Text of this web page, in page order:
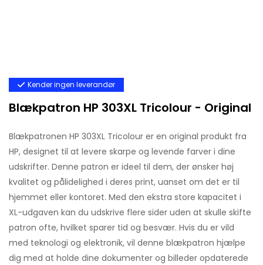
Kender ingen leverandør
Blækpatron HP 303XL Tricolour - Original
Blækpatronen HP 303XL Tricolour er en original produkt fra
HP, designet til at levere skarpe og levende farver i dine
udskrifter. Denne patron er ideel til dem, der ønsker høj
kvalitet og pålidelighed i deres print, uanset om det er til
hjemmet eller kontoret. Med den ekstra store kapacitet i
XL-udgaven kan du udskrive flere sider uden at skulle skifte
patron ofte, hvilket sparer tid og besvær. Hvis du er vild
med teknologi og elektronik, vil denne blækpatron hjælpe
dig med at holde dine dokumenter og billeder opdaterede